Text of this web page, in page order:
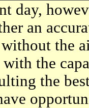
day,
an
the
with the
the